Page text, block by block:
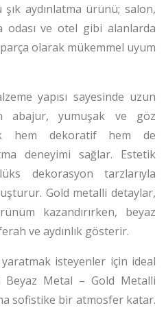
aydınlatma ürünü; salon,
odası ve otel gibi alanlarda
olarak mükemmel uyum
yapısı sayesinde uzun
abajur, yumuşak ve göz
hem dekoratif hem de
deneyimi sağlar. Estetik
dekorasyon tarzlarıyla
Gold metalli detaylar,
kazandırırken, beyaz
ve aydınlık gösterir.
isteyenler için ideal
Metal – Gold Metalli
sofistike bir atmosfer katar.